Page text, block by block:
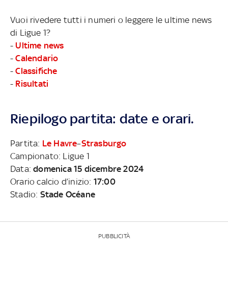
Vuoi rivedere tutti i numeri o leggere le ultime news
di Ligue 1?
- Ultime news
-Calendario
-Classifiche
- Risultati
Riepilogo partita: date e orari.
Partita: Le Havre–Strasburgo
Campionato: Ligue 1
Data:domenica 15 dicembre 2024
Orario calcio d’inizio: 17:00
Stadio: Stade Océane
PUBBLICITÀ